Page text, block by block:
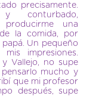
precisamente.
conturbado,
una
la comida, por
Un pequeño
impresiones.
Vallejo, no supe
mucho y
que mi profesor
después, supe